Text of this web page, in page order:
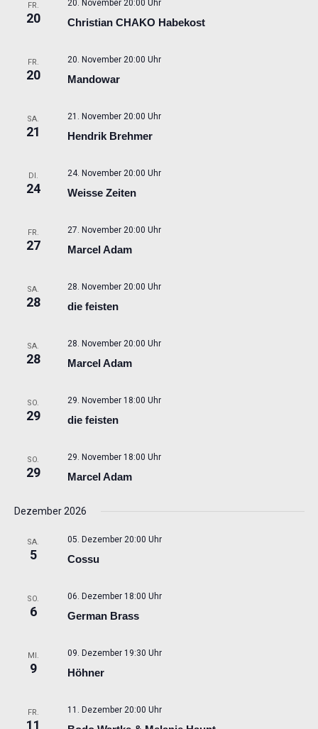
FR.
20 Christian CHAKO Habekost
20. November 20:00 Uhr
FR.
20 Mandowar
20. November 20:00 Uhr
SA.
21 Hendrik Brehmer
21. November 20:00 Uhr
DI.
24 Weisse Zeiten
24. November 20:00 Uhr
FR.
27 Marcel Adam
27. November 20:00 Uhr
SA.
28 die feisten
28. November 20:00 Uhr
SA.
28 Marcel Adam
28. November 20:00 Uhr
SO.
29 die feisten
29. November 18:00 Uhr
SO.
29 Marcel Adam
29. November 18:00 Uhr
Dezember 2026
SA.
5 Cossu
05. Dezember 20:00 Uhr
SO.
6 German Brass
06. Dezember 18:00 Uhr
MI.
9 Höhner
09. Dezember 19:30 Uhr
FR.
11
11. Dezember 20:00 Uhr